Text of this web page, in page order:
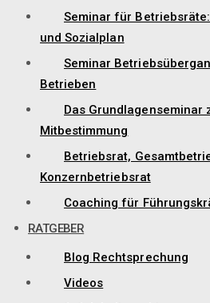
Seminar für
und Sozialplan
Seminar
Betrieben
Das Grundlagenseminar
Mitbestimmung
Betriebsrat,
Konzernbetriebsrat
Coaching für
RATGEBER
Blog Rechtsprechung
Videos